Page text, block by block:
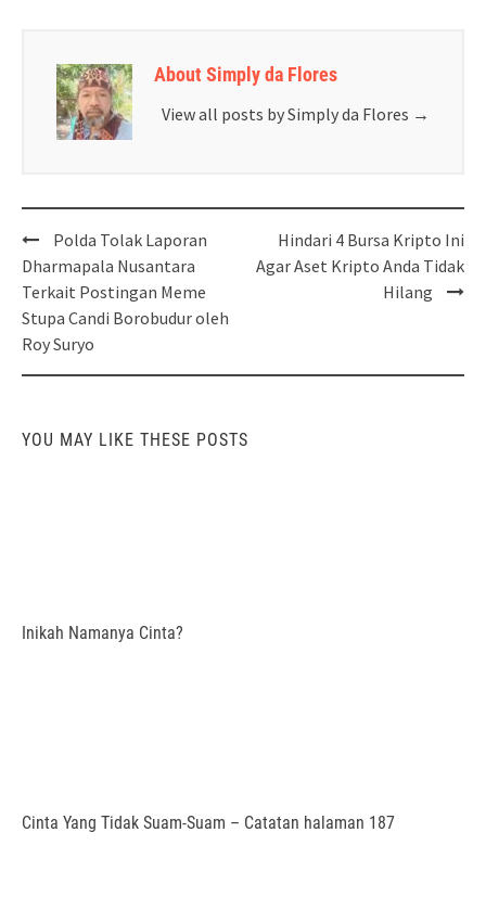
About Simply da Flores
View all posts by Simply da Flores →
Post
navigation
Polda Tolak Laporan
Dharmapala Nusantara
Terkait Postingan Meme
Stupa Candi Borobudur oleh
Roy Suryo
Hindari 4 Bursa Kripto Ini
Agar Aset Kripto Anda Tidak
Hilang
YOU MAY LIKE THESE POSTS
Inikah Namanya Cinta?
Cinta Yang Tidak Suam-Suam – Catatan halaman 187